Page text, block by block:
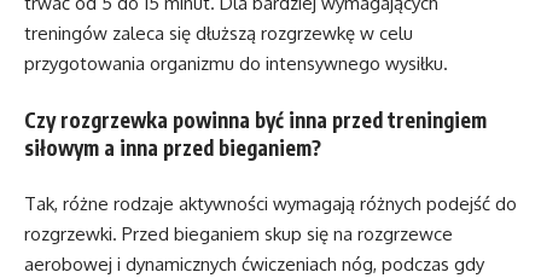
treningów zaleca się dłuższą rozgrzewkę w celu
przygotowania organizmu do intensywnego wysiłku.
Czy rozgrzewka powinna być inna przed treningiem
siłowym a inna przed bieganiem?
Tak, różne rodzaje aktywności wymagają różnych podejść do
rozgrzewki. Przed bieganiem skup się na rozgrzewce
aerobowej i dynamicznych ćwiczeniach nóg, podczas gdy